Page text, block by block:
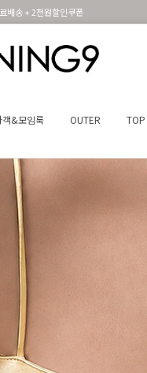
배송 + 2천원할인쿠폰
객&모임룩 OUTER TOP